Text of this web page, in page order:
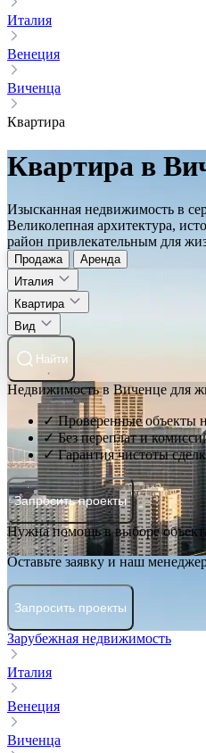
Италия
Венеция
Виченца
Квартира
Квартира в
Изысканная недвижимость в
Великолепная архитектура,
район привлекательным для
Продажа
Аренда
Италия
Квартира
Вид
Найти
Недвижимость в Виченце для
✓ Проверенные объекты
✓ Без переплат и
✓ Гарантия чистоты
Запросить проекты
Нужна помощь в выборе
Оставьте заявку и наш
Запросить проекты
Зарубежная недвижимость
Италия
Венеция
Виченца